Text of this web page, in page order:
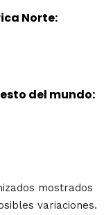
Norte:
del mundo:
mostrados
variaciones.